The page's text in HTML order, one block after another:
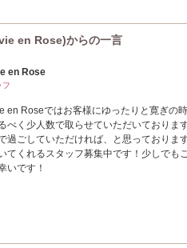
en Rose)からの一言
en Rose
フ
en Roseではお客様にゆったりと寛ぎの
べく少人数で取らせていただいておりま
過ごしていただければ、と思っておりま
てくれるスタッフ募集中です！少しでも
いです！